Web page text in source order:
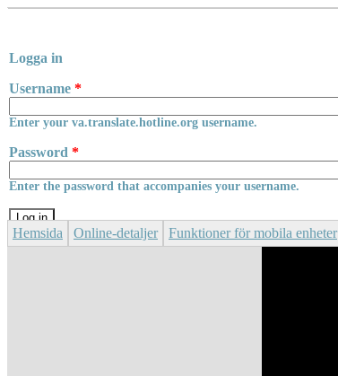
Logga in
Username *
Enter your va.translate.hotline.org username.
Password *
Enter the password that accompanies your username.
Hemsida Online-detaljer Funktioner för mobila enheter